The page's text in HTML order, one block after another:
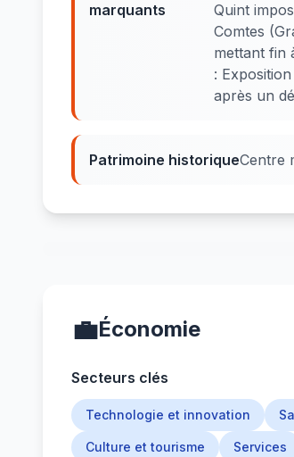
marquants
Quint
Comtes
mettant fin
:
après un
Patrimoine historiqueCentre
💼Économie
Secteurs clés
Technologie et innovation
Culture et tourisme Services